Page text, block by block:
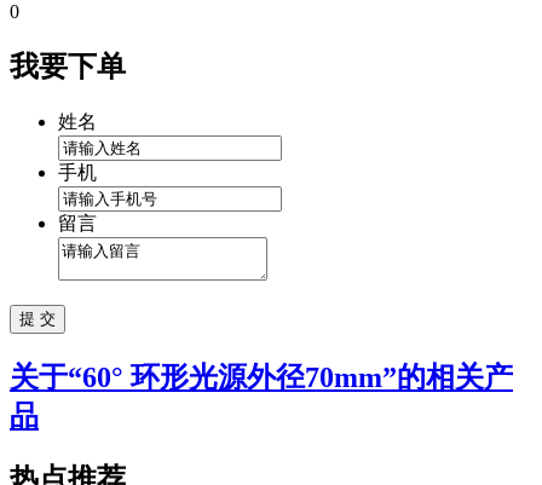
0
我要下单
姓名
手机
留言
关于“60° 环形光源外径70mm”的相关产
品